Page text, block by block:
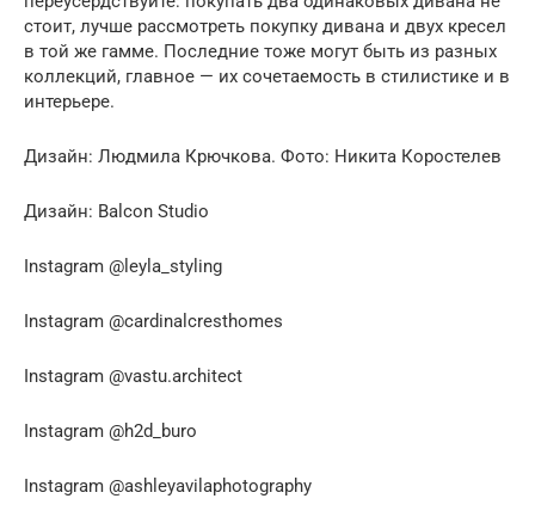
стоит, лучше рассмотреть покупку дивана и двух кресел
в той же гамме. Последние тоже могут быть из разных
коллекций, главное — их сочетаемость в стилистике и в
интерьере.
Дизайн: Людмила Крючкова. Фото: Никита Коростелев
Дизайн: Balcon Studio
Instagram @leyla_styling
Instagram @cardinalcresthomes
Instagram @vastu.architect
Instagram @h2d_buro
Instagram @ashleyavilaphotography